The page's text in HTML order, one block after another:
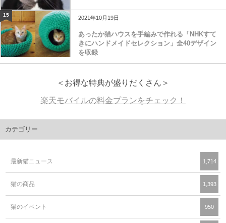
15 2021年10月19日
あったか猫ハウスを手編みで作れる「NHKすて
きにハンドメイドセレクション」全40デザイン
を収録
＜お得な特典が盛りだくさん＞
楽天モバイルの料金プランをチェック！
カテゴリー
最新猫ニュース 1,714
猫の商品 1,393
猫のイベント 950